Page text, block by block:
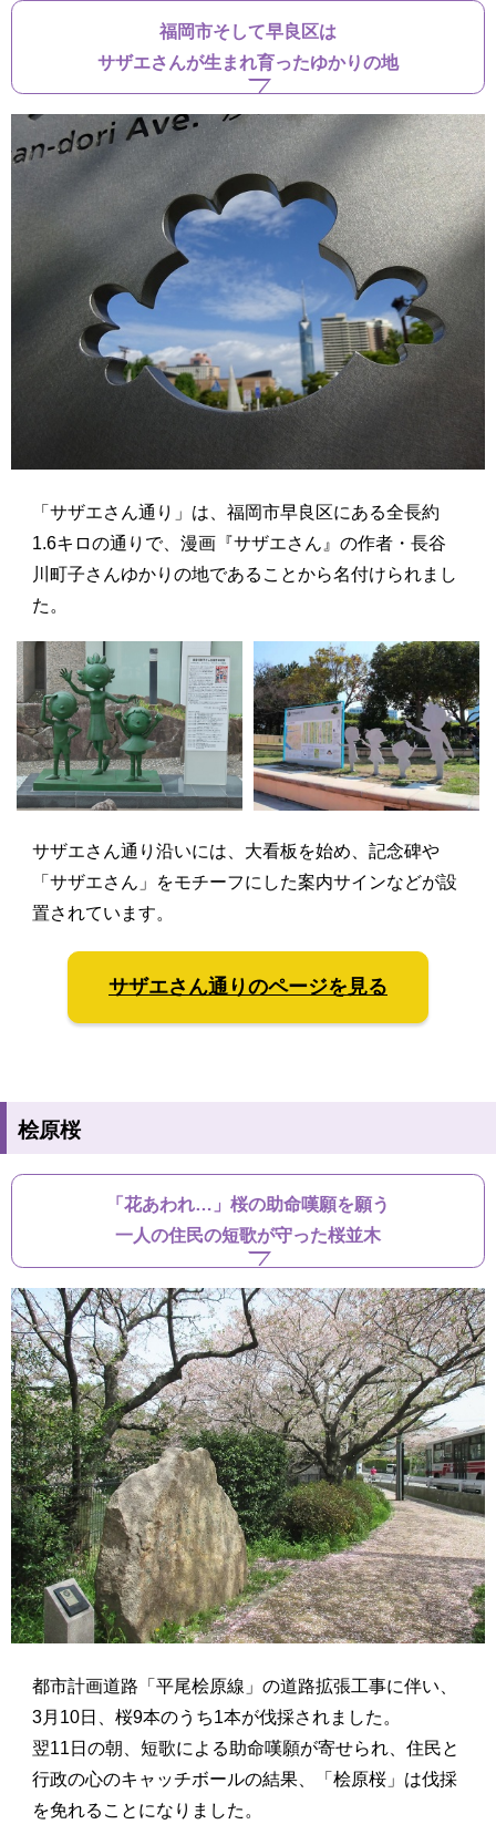
福岡市そして早良区は
サザエさんが生まれ育ったゆかりの地
「サザエさん通り」は、福岡市早良区にある全長約
1.6キロの通りで、漫画『サザエさん』の作者・長谷
川町子さんゆかりの地であることから名付けられまし
た。
サザエさん通り沿いには、大看板を始め、記念碑や
「サザエさん」をモチーフにした案内サインなどが設
置されています。
サザエさん通りのページを見る
桧原桜
「花あわれ…」桜の助命嘆願を願う
一人の住民の短歌が守った桜並木
都市計画道路「平尾桧原線」の道路拡張工事に伴い、
3月10日、桜9本のうち1本が伐採されました。
翌11日の朝、短歌による助命嘆願が寄せられ、住民と
行政の心のキャッチボールの結果、「桧原桜」は伐採
を免れることになりました。